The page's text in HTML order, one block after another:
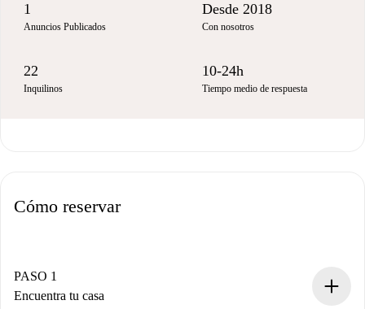
1
Anuncios Publicados
Desde 2018
Con nosotros
22
Inquilinos
10-24h
Tiempo medio de respuesta
Cómo reservar
PASO 1
Encuentra tu casa